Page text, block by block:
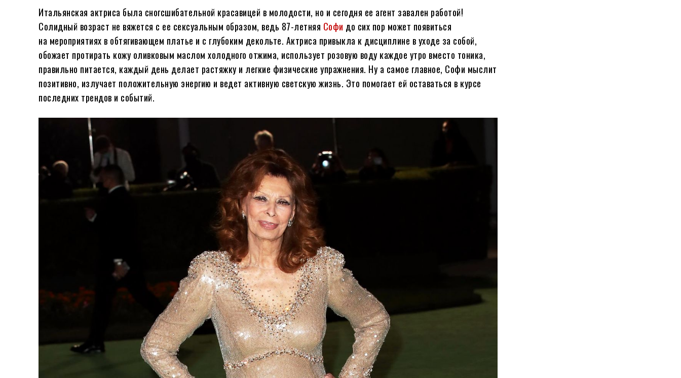
Итальянская актриса была сногсшибательной красавицей в молодости, но и сегодня ее агент завален работой!
Солидный возраст не вяжется с ее сексуальным образом, ведь 87-летняя Софи до сих пор может появиться
на мероприятиях в обтягивающем платье и с глубоким декольте. Актриса привыкла к дисциплине в уходе за собой,
обожает протирать кожу оливковым маслом холодного отжима, использует розовую воду каждое утро вместо тоника,
правильно питается, каждый день делает растяжку и легкие физические упражнения. Ну а самое главное, Софи мыслит
позитивно, излучает положительную энергию и ведет активную светскую жизнь. Это помогает ей оставаться в курсе
последних трендов и событий.